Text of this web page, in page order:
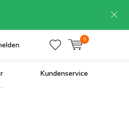
0
Kundenservice